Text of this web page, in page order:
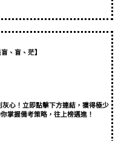
、盲、茫】
心！立即點擊下方連結，獲得極少
掌握備考策略，往上榜邁進！